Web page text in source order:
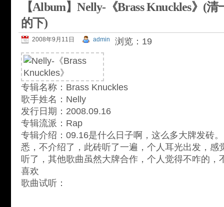
【Album】Nelly-《Brass Knuckles》(
的下)
2008年9月11日 admin 浏览：19
专辑名称：Brass Knuckles
歌手姓名：Nelly
发行日期：2008.09.16
专辑流派：Rap
专辑介绍：09.16是什么日子啊，这么多大牌发砖
悉，不介绍了，此砖听了一遍，个人耳光出发，感
听了，其他歌曲虽然大牌合作，个人觉得不咋的，
喜欢
歌曲试听：